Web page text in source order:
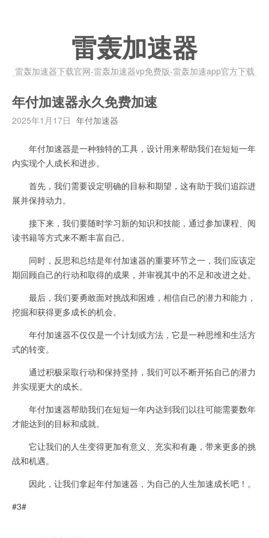
雷轰加速器
雷轰加速器下载官网-雷轰加速器vp免费版-雷轰加速app官方下载
年付加速器永久免费加速
2025年1月17日 年付加速器
年付加速器是一种独特的工具，设计用来帮助我们在短短一年
内实现个人成长和进步。
首先，我们需要设定明确的目标和期望，这有助于我们追踪进
展并保持动力。
接下来，我们要随时学习新的知识和技能，通过参加课程、阅
读书籍等方式来不断丰富自己。
同时，反思和总结是年付加速器的重要环节之一，我们应该定
期回顾自己的行动和取得的成果，并审视其中的不足和改进之处。
最后，我们要勇敢面对挑战和困难，相信自己的潜力和能力，
挖掘和获得更多成长的机会。
年付加速器不仅仅是一个计划或方法，它是一种思维和生活方
式的转变。
通过积极采取行动和保持坚持，我们可以不断开拓自己的潜力
并实现更大的成长。
年付加速器帮助我们在短短一年内达到我们以往可能需要数年
才能达到的目标和成就。
它让我们的人生变得更加有意义、充实和有趣，带来更多的挑
战和机遇。
因此，让我们拿起年付加速器，为自己的人生加速成长吧！。
#3#